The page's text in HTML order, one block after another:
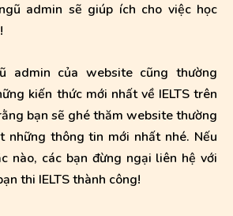
admin sẽ giúp ích cho việc học
admin của website cũng thường
kiến thức mới nhất về IELTS trên
bạn sẽ ghé thăm website thường
những thông tin mới nhất nhé. Nếu
nào, các bạn đừng ngại liên hệ với
thi IELTS thành công!